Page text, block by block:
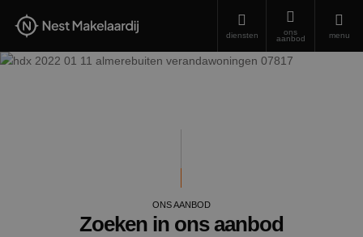
diensten ons
aanbod menu
ONS AANBOD
Zoeken in ons aanbod